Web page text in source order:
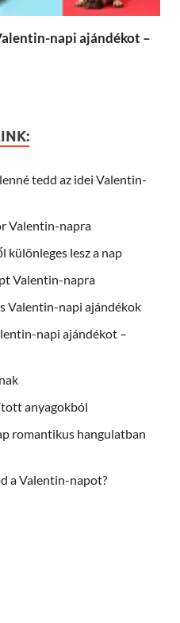
napi ajándékot –
tedd az idei Valentin-
Valentin-napra
különleges lesz a nap
Valentin-napra
Valentin-napi ajándékok
napi ajándékot –
anyagokból
romantikus hangulatban
a Valentin-napot?